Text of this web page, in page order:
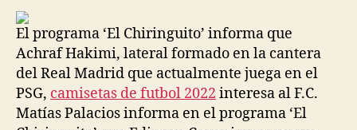
El programa ‘El Chiringuito’ informa que
Achraf Hakimi, lateral formado en la cantera
del Real Madrid que actualmente juega en el
PSG, camisetas de futbol 2022 interesa al F.C.
Matías Palacios informa en el programa ‘El